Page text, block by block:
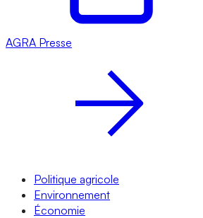
AGRA Presse
Politique agricole
Environnement
Économie